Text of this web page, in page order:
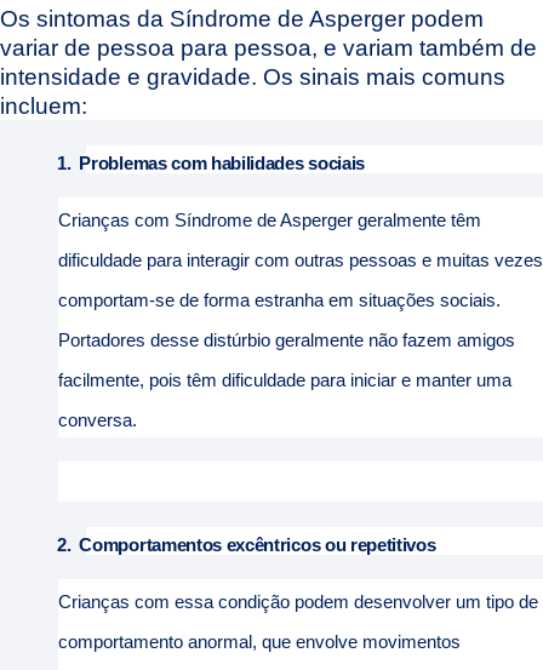
Os sintomas da Síndrome de Asperger podem
variar de pessoa para pessoa, e variam também de
intensidade e gravidade. Os sinais mais comuns
incluem:
1. Problemas com habilidades sociais
Crianças com Síndrome de Asperger geralmente têm
dificuldade para interagir com outras pessoas e muitas vezes
comportam-se de forma estranha em situações sociais.
Portadores desse distúrbio geralmente não fazem amigos
facilmente, pois têm dificuldade para iniciar e manter uma
conversa.
2. Comportamentos excêntricos ou repetitivos
Crianças com essa condição podem desenvolver um tipo de
comportamento anormal, que envolve movimentos